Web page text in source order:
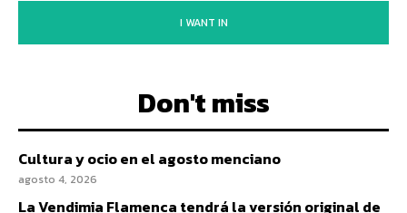
I WANT IN
Don't miss
Cultura y ocio en el agosto menciano
agosto 4, 2026
La Vendimia Flamenca tendrá la versión original de